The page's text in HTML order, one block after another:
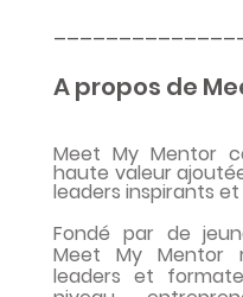
A propos de
Meet My Mentor
haute valeur
leaders inspirants
Fondé par de
Meet My Mentor
leaders et